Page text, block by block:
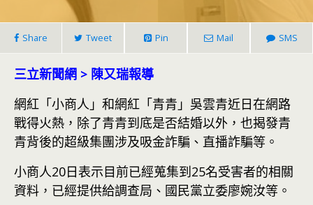
Share Tweet Pin Mail SMS
三立新聞網 > 陳又瑞報導
網紅「小商人」和網紅「青青」吳雲青近日在網路
戰得火熱，除了青青到底是否結婚以外，也揭發青
青背後的超級集團涉及吸金詐騙、直播詐騙等。
小商人20日表示目前已經蒐集到25名受害者的相關
資料，已經提供給調查局、國民黨立委廖婉汝等。